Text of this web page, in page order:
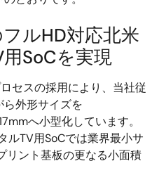
フルHD対応北米
SoCを実現
セスの採用により、当社従
外形サイズを
へ小型化しています。
ルTV用SoCでは業界最小サ
リント基板の更なる小面積